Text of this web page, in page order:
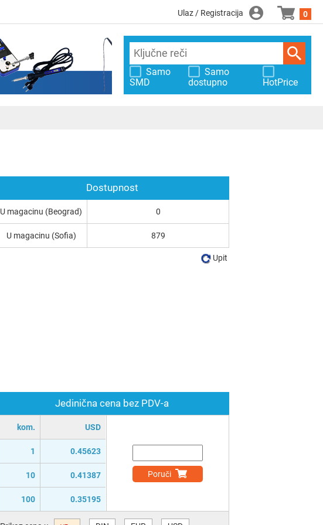
Ulaz / Registracija 0
Samo
SMD
Samo
dostupno
HotPrice
Jedinična cena bez PDV-a
kom. USD
1 0.45623
10 0.41387
100 0.35195
Poruči
Dostupnost
U magacinu (Beograd) 0
U magacinu (Sofia) 879
Upit